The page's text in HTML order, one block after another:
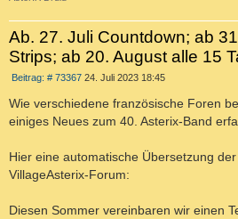
Ab. 27. Juli Countdown; ab
Strips; ab 20. August alle 15
Beitrag: # 73367B
i
t
r
24. Juli 2023 18:45
Wie verschiedene französische Foren
einiges Neues zum 40. Asterix-Band
Hier eine automatische Übersetzung
VillageAsterix-Forum:
Diesen Sommer vereinbaren wir einen